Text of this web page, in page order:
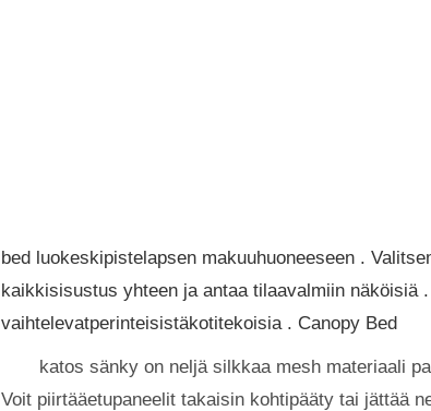
bed luokeskipistelapsen makuuhuoneeseen .
kaikkisisustus yhteen ja antaa tilaavalmiin näköisiä
vaihtelevatperinteisistäkotitekoisia . Canopy Bed
katos sänky on neljä silkkaa mesh materiaali
Voit piirtääetupaneelit takaisin kohtipääty tai jättää